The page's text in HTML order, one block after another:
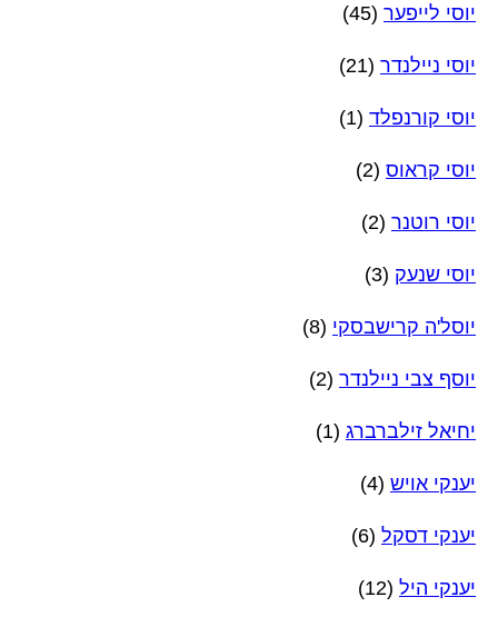
יוסי לייפער (45)
יוסי ניילנדר (21)
יוסי קורנפלד (1)
יוסי קראוס (2)
יוסי רוטנר (2)
יוסי שנעק (3)
יוסל'ה קרישבסקי (8)
יוסף צבי ניילנדר (2)
יחיאל זילברברג (1)
יענקי אויש (4)
יענקי דסקל (6)
יענקי היל (12)